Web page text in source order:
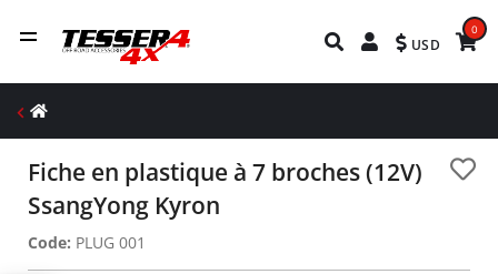
USD
0
Fiche en plastique à 7 broches (12V)
SsangYong Kyron
Code: PLUG 001